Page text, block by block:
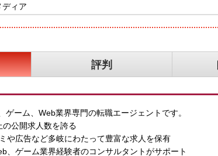
ディア
評判
ゲーム、Web業界専門の転職エージェントです。
の公開求人数を誇る
や広告など多岐にわたって豊富な求人を保有
、ゲーム業界経験者のコンサルタントがサポート